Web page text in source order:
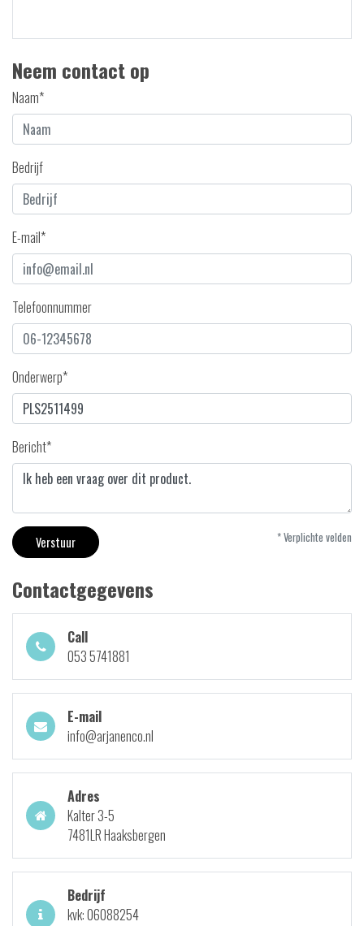
Neem contact op
Naam*
Bedrijf
E-mail*
Telefoonnummer
Onderwerp*
Bericht*
Verstuur * Verplichte velden
Contactgegevens
Call
053 5741881
E-mail
info@arjanenco.nl
Adres
Kalter 3-5
7481LR Haaksbergen
Bedrijf
kvk: 06088254